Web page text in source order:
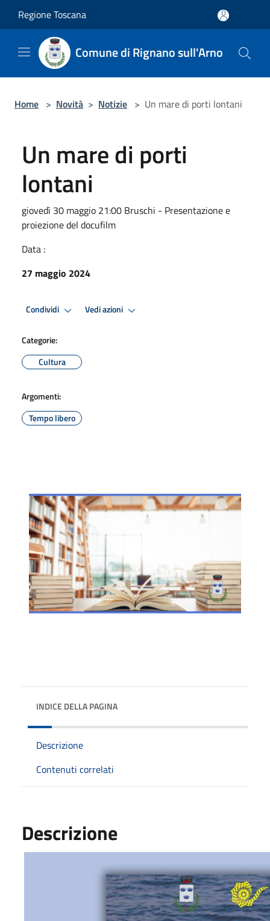
Regione Toscana
Comune di Rignano sull'Arno
Home > Novità > Notizie > Un mare di porti lontani
Un mare di porti
lontani
giovedì 30 maggio 21:00 Bruschi - Presentazione e
proiezione del docufilm
Data :
27 maggio 2024
Condividi Vedi azioni
Categorie:
Cultura
Argomenti:
Tempo libero
INDICE DELLA PAGINA
Descrizione
Contenuti correlati
Descrizione